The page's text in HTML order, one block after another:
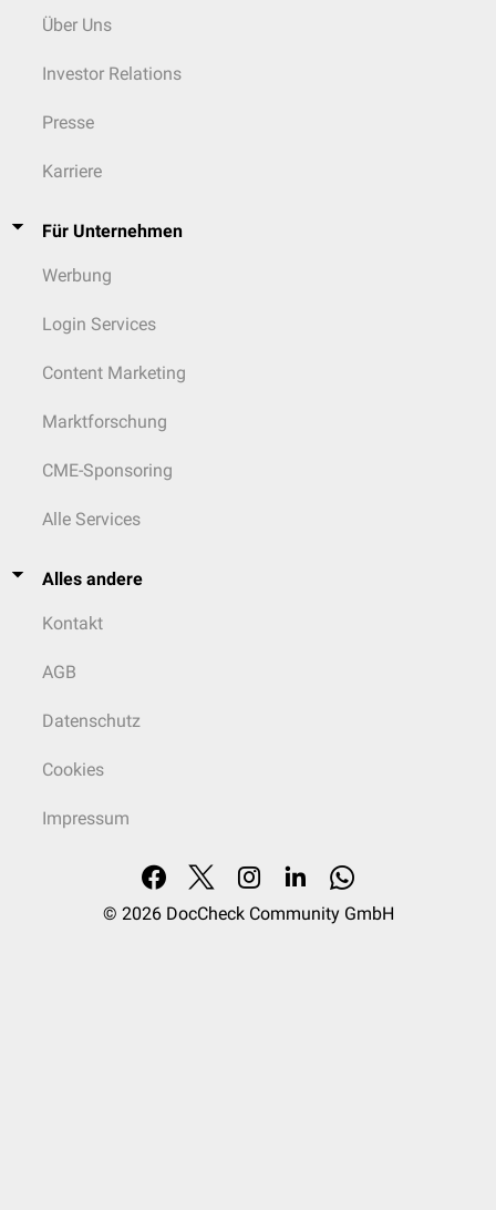
Über Uns
Investor Relations
Presse
Karriere
Für Unternehmen
Werbung
Login Services
Content Marketing
Marktforschung
CME-Sponsoring
Alle Services
Alles andere
Kontakt
AGB
Datenschutz
Cookies
Impressum
© 2026 DocCheck Community GmbH